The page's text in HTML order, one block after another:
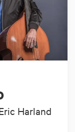
Harland